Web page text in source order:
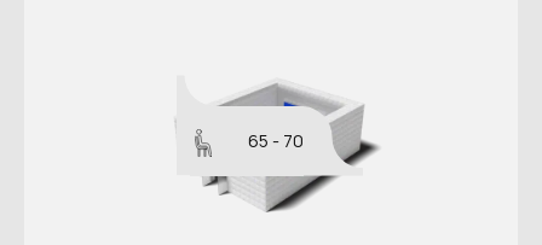
65 - 70